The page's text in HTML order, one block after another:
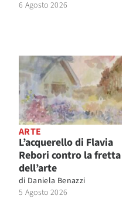
6 Agosto 2026
ARTE
L’acquerello di Flavia
Rebori contro la fretta
dell’arte
di Daniela Benazzi
5 Agosto 2026